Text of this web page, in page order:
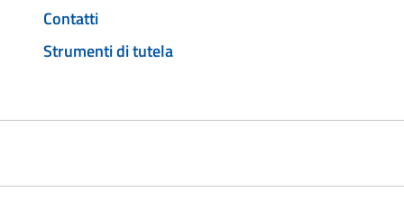
Contatti
Strumenti di tutela